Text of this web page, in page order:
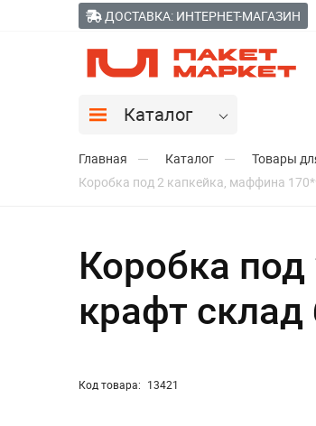
ДОСТАВКА: ИНТЕРНЕТ-МАГАЗИН
Каталог
Главная Каталог Товары
Коробка под 2 капкейка, маффина
Коробка
крафт
Код товара: 13421